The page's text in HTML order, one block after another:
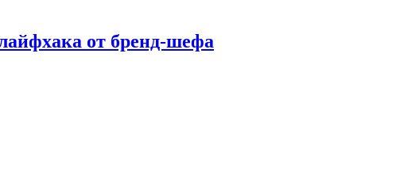
от бренд-шефа